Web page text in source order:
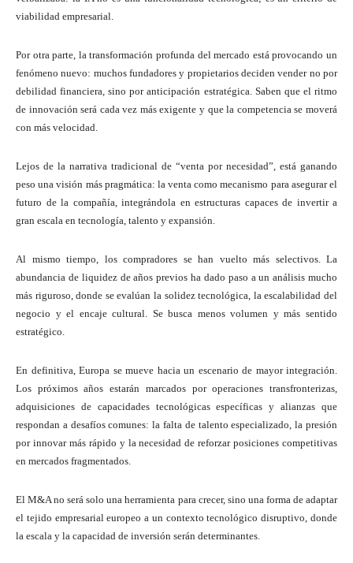
viabilidad empresarial.
Por otra parte, la transformación profunda del mercado está provocando un
fenómeno nuevo: muchos fundadores y propietarios deciden vender no por
debilidad financiera, sino por anticipación estratégica. Saben que el ritmo
de innovación será cada vez más exigente y que la competencia se moverá
con más velocidad.
Lejos de la narrativa tradicional de “venta por necesidad”, está ganando
peso una visión más pragmática: la venta como mecanismo para asegurar el
futuro de la compañía, integrándola en estructuras capaces de invertir a
gran escala en tecnología, talento y expansión.
Al mismo tiempo, los compradores se han vuelto más selectivos. La
abundancia de liquidez de años previos ha dado paso a un análisis mucho
más riguroso, donde se evalúan la solidez tecnológica, la escalabilidad del
negocio y el encaje cultural. Se busca menos volumen y más sentido
estratégico.
En definitiva, Europa se mueve hacia un escenario de mayor integración.
Los próximos años estarán marcados por operaciones transfronterizas,
adquisiciones de capacidades tecnológicas específicas y alianzas que
respondan a desafíos comunes: la falta de talento especializado, la presión
por innovar más rápido y la necesidad de reforzar posiciones competitivas
en mercados fragmentados.
El M&A no será solo una herramienta para crecer, sino una forma de adaptar
el tejido empresarial europeo a un contexto tecnológico disruptivo, donde
la escala y la capacidad de inversión serán determinantes.